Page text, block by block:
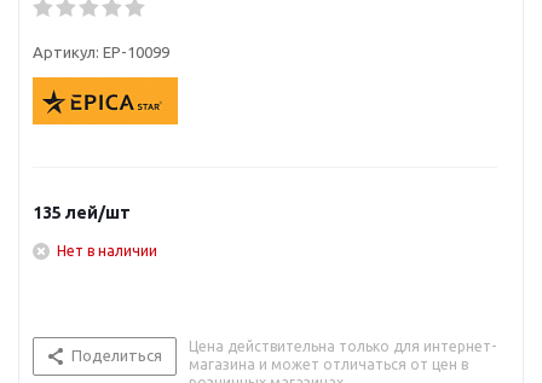
Артикул: EP-10099
135 лей/шт
Нет в наличии
Поделиться
Цена действительна только для интернет-
магазина и может отличаться от цен в